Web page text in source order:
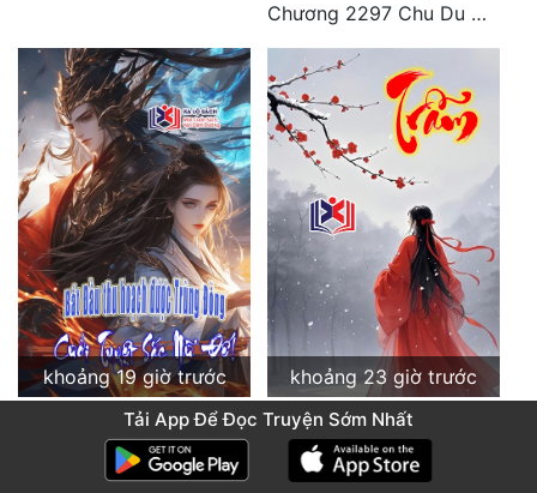
Chương 2297 Chu Du Du mang thai
khoảng 19 giờ trước
Bắt Đầu Thu Hoạch Được
Trùng Đồng, Cưới Tuyệt
Sắc Nữ Đế!
khoảng 23 giờ trước
Trẫm
Chương 475: Vua nhặt (1)
Tải App Để Đọc Truyện Sớm Nhất